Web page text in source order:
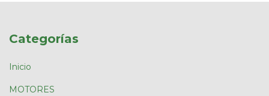
Categorías
Inicio
MOTORES